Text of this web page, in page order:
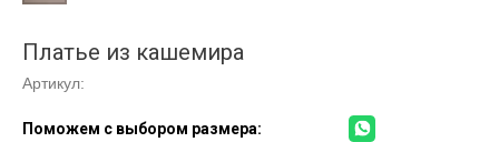
Платье из кашемира
Артикул:
Поможем с выбором размера: